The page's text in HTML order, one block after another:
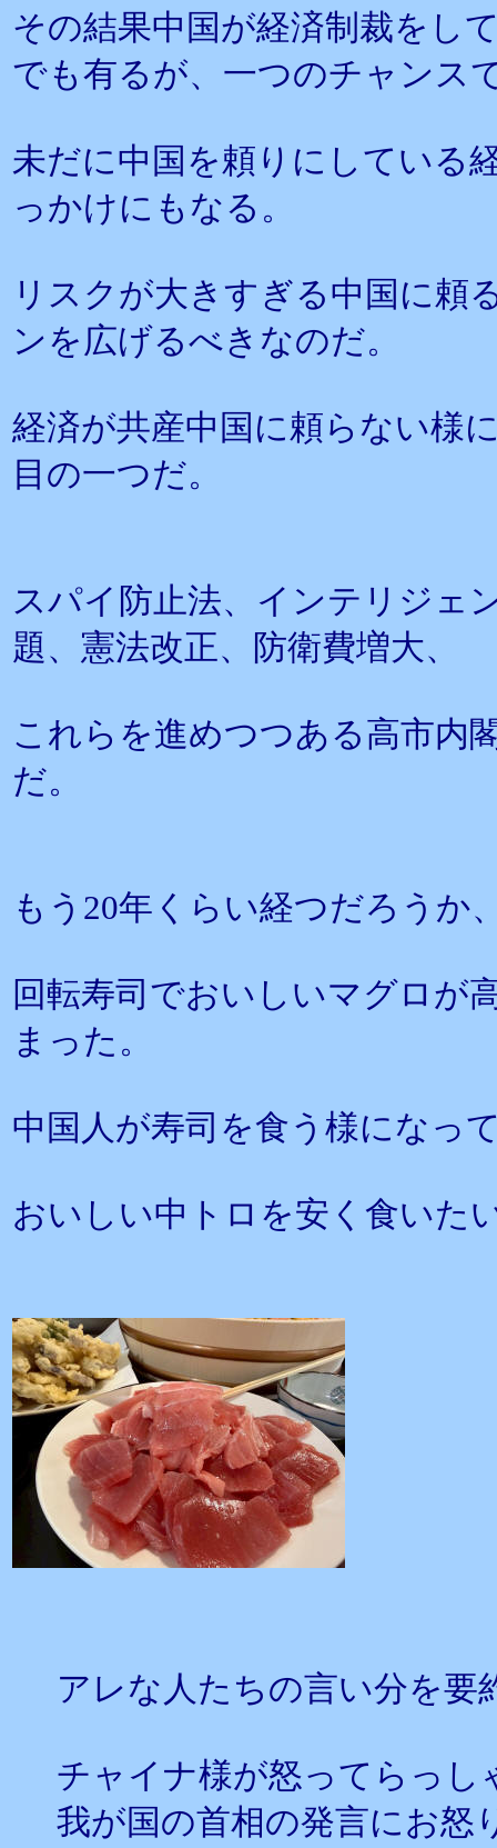
その結果中国が経済制裁をし
でも有るが、一つのチャンス
未だに中国を頼りにしている
っかけにもなる。
リスクが大きすぎる中国に頼
ンを広げるべきなのだ。
経済が共産中国に頼らない様
目の一つだ。
スパイ防止法、インテリジェ
題、憲法改正、防衛費増大、
これらを進めつつある高市内
だ。
もう20年くらい経つだろうか
回転寿司でおいしいマグロが
まった。
中国人が寿司を食う様になっ
おいしい中トロを安く食いた
アレな人たちの言い分を要
チャイナ様が怒ってらっし
我が国の首相の発言にお怒